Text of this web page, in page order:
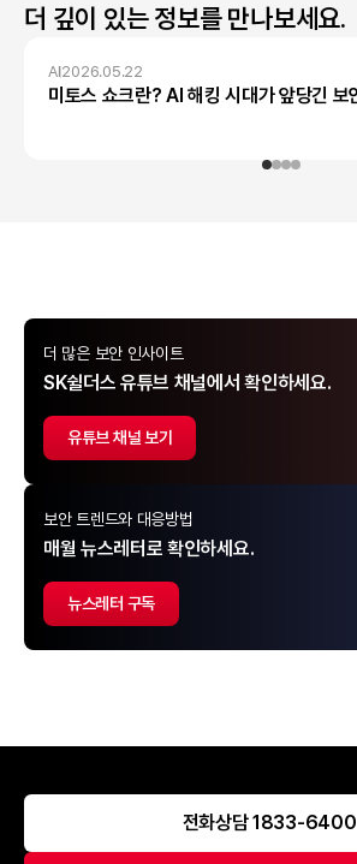
더 깊이 있는 정보를 만나보세요.
AI2026.05.22
미토스 쇼크란? AI 해킹 시대가 앞당긴 보
더 많은 보안 인사이트
SK쉴더스 유튜브 채널에서 확인하세요.
유튜브 채널 보기
보안 트렌드와 대응방법
매월 뉴스레터로 확인하세요.
뉴스레터 구독
전화상담 1833-6400